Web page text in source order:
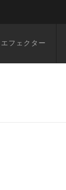
エフェクター